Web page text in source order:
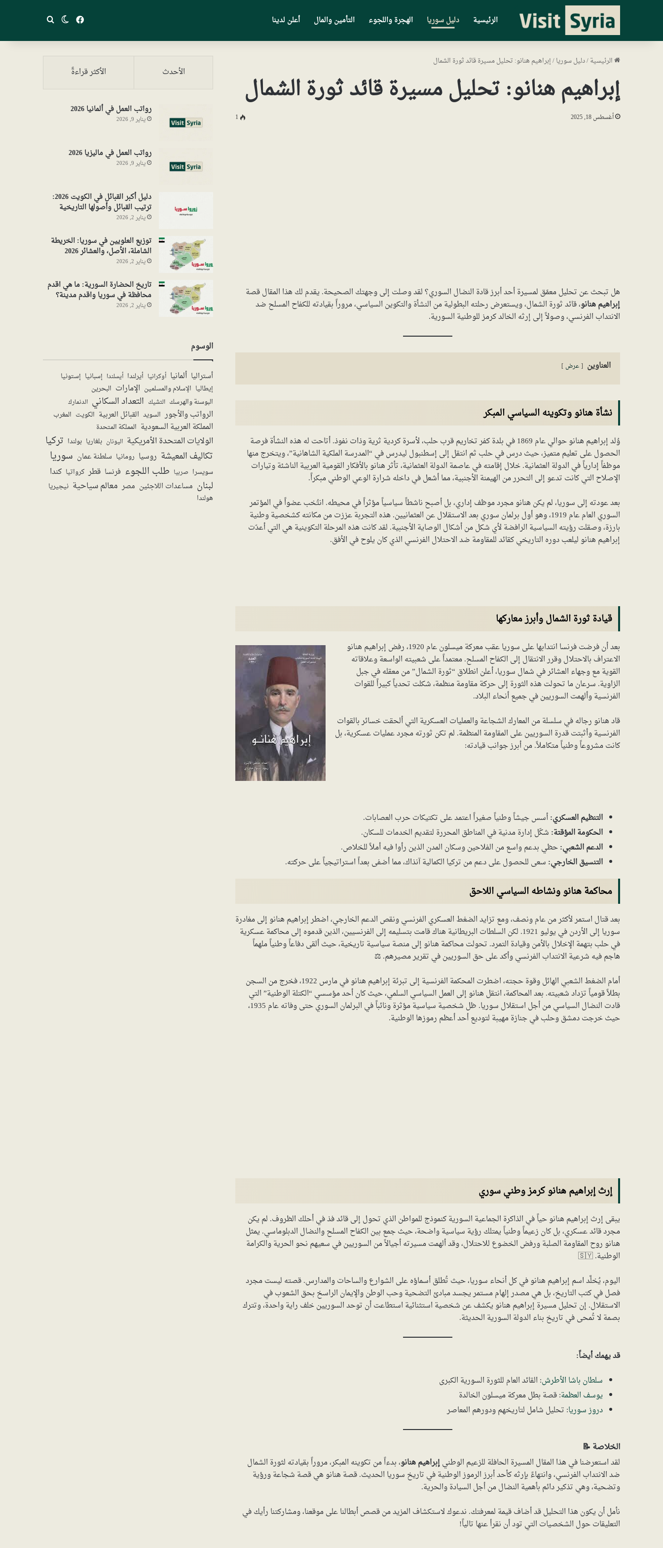
الرئيسية دليل سوريا الهجرة واللجوء التأمين والمال أعلن لدينا فيسبوكالوضع المظلم
بحث عن
الرئيسية/دليل سوريا/إبراهيم هنانو: تحليل مسيرة قائد ثورة الشمال
إبراهيم هنانو: تحليل مسيرة قائد ثورة الشمال
أغسطس 18, 2025 1
هل تبحث عن تحليل معمّق لمسيرة أحد أبرز قادة النضال السوري؟ لقد وصلت إلى وجهتك الصحيحة. يقدم لك هذا المقال قصة
إبراهيم هنانو، قائد ثورة الشمال، ويستعرض رحلته البطولية من النشأة والتكوين السياسي، مروراً بقيادته للكفاح المسلح ضد
الانتداب الفرنسي، وصولاً إلى إرثه الخالد كرمز للوطنية السورية.
العناوين عرض
نشأة هنانو وتكوينه السياسي المبكر
وُلد إبراهيم هنانو حوالي عام 1869 في بلدة كفر تخاريم قرب حلب، لأسرة كردية ثرية وذات نفوذ. أتاحت له هذه النشأة فرصة
الحصول على تعليم متميز، حيث درس في حلب ثم انتقل إلى إسطنبول ليدرس في “المدرسة الملكية الشاهانية”، ويتخرج منها
موظفاً إدارياً في الدولة العثمانية. خلال إقامته في عاصمة الدولة العثمانية، تأثر هنانو بالأفكار القومية العربية الناشئة وتيارات
الإصلاح التي كانت تدعو إلى التحرر من الهيمنة الأجنبية، مما أشعل في داخله شرارة الوعي الوطني مبكراً.
بعد عودته إلى سوريا، لم يكن هنانو مجرد موظف إداري، بل أصبح ناشطاً سياسياً مؤثراً في محيطه. انتُخب عضواً في المؤتمر
السوري العام عام 1919، وهو أول برلمان سوري بعد الاستقلال عن العثمانيين. هذه التجربة عززت من مكانته كشخصية وطنية
بارزة، وصقلت رؤيته السياسية الرافضة لأي شكل من أشكال الوصاية الأجنبية. لقد كانت هذه المرحلة التكوينية هي التي أعدّت
إبراهيم هنانو ليلعب دوره التاريخي كقائد للمقاومة ضد الاحتلال الفرنسي الذي كان يلوح في الأفق.
قيادة ثورة الشمال وأبرز معاركها
بعد أن فرضت فرنسا انتدابها على سوريا عقب معركة ميسلون عام 1920، رفض إبراهيم هنانو
الاعتراف بالاحتلال وقرر الانتقال إلى الكفاح المسلح. معتمداً على شعبيته الواسعة وعلاقاته
القوية مع وجهاء العشائر في شمال سوريا، أعلن انطلاق “ثورة الشمال” من معقله في جبل
الزاوية. سرعان ما تحولت هذه الثورة إلى حركة مقاومة منظمة، شكلت تحدياً كبيراً للقوات
الفرنسية وألهمت السوريين في جميع أنحاء البلاد.
قاد هنانو رجاله في سلسلة من المعارك الشجاعة والعمليات العسكرية التي ألحقت خسائر بالقوات
الفرنسية وأثبتت قدرة السوريين على المقاومة المنظمة. لم تكن ثورته مجرد عمليات عسكرية، بل
كانت مشروعاً وطنياً متكاملاً. من أبرز جوانب قيادته:
التنظيم العسكري:أسس جيشاً وطنياً صغيراً اعتمد على تكتيكات حرب العصابات.
الحكومة المؤقتة: شكّل إدارة مدنية في المناطق المحررة لتقديم الخدمات للسكان.
الدعم الشعبي:حظي بدعم واسع من الفلاحين وسكان المدن الذين رأوا فيه أملاً للخلاص.
التنسيق الخارجي: سعى للحصول على دعم من تركيا الكمالية آنذاك، مما أضفى بعداً استراتيجياً على حركته.
محاكمة هنانو ونشاطه السياسي اللاحق
بعد قتال استمر لأكثر من عام ونصف، ومع تزايد الضغط العسكري الفرنسي ونقص الدعم الخارجي، اضطر إبراهيم هنانو إلى مغادرة
سوريا إلى الأردن في يوليو 1921. لكن السلطات البريطانية هناك قامت بتسليمه إلى الفرنسيين، الذين قدموه إلى محاكمة عسكرية
في حلب بتهمة الإخلال بالأمن وقيادة التمرد. تحولت محاكمة هنانو إلى منصة سياسية تاريخية، حيث ألقى دفاعاً وطنياً ملهماً
هاجم فيه شرعية الانتداب الفرنسي وأكد على حق السوريين في تقرير مصيرهم. ⚖️
أمام الضغط الشعبي الهائل وقوة حجته، اضطرت المحكمة الفرنسية إلى تبرئة إبراهيم هنانو في مارس 1922، فخرج من السجن
بطلاً قومياً تزداد شعبيته. بعد المحاكمة، انتقل هنانو إلى العمل السياسي السلمي، حيث كان أحد مؤسسي “الكتلة الوطنية” التي
قادت النضال السياسي من أجل استقلال سوريا. ظل شخصية سياسية مؤثرة ونائباً في البرلمان السوري حتى وفاته عام 1935،
حيث خرجت دمشق وحلب في جنازة مهيبة لتوديع أحد أعظم رموزها الوطنية.
إرث إبراهيم هنانو كرمز وطني سوري
يبقى إرث إبراهيم هنانو حياً في الذاكرة الجماعية السورية كنموذج للمواطن الذي تحول إلى قائد فذ في أحلك الظروف. لم يكن
مجرد قائد عسكري، بل كان زعيماً وطنياً يمتلك رؤية سياسية واضحة، حيث جمع بين الكفاح المسلح والنضال الدبلوماسي. يمثل
هنانو روح المقاومة الصلبة ورفض الخضوع للاحتلال، وقد ألهمت مسيرته أجيالاً من السوريين في سعيهم نحو الحرية والكرامة
الوطنية. 🇸🇾
اليوم، يُخلَّد اسم إبراهيم هنانو في كل أنحاء سوريا، حيث تُطلق أسماؤه على الشوارع والساحات والمدارس. قصته ليست مجرد
فصل في كتب التاريخ، بل هي مصدر إلهام مستمر يجسد مبادئ التضحية وحب الوطن والإيمان الراسخ بحق الشعوب في
الاستقلال. إن تحليل مسيرة إبراهيم هنانو يكشف عن شخصية استثنائية استطاعت أن توحد السوريين خلف راية واحدة، وتترك
بصمة لا تُمحى في تاريخ بناء الدولة السورية الحديثة.
قد يهمك أيضاً:
سلطان باشا الأطرش: القائد العام للثورة السورية الكبرى
يوسف العظمة: قصة بطل معركة ميسلون الخالدة
دروز سوريا: تحليل شامل لتاريخهم ودورهم المعاصر
الخلاصة 📝
لقد استعرضنا في هذا المقال المسيرة الحافلة للزعيم الوطنيإبراهيم هنانو، بدءاً من تكوينه المبكر، مروراً بقيادته لثورة الشمال
ضد الانتداب الفرنسي، وانتهاءً بإرثه كأحد أبرز الرموز الوطنية في تاريخ سوريا الحديث. قصة هنانو هي قصة شجاعة ورؤية
وتضحية، وهي تذكير دائم بأهمية النضال من أجل السيادة والحرية.
نأمل أن يكون هذا التحليل قد أضاف قيمة لمعرفتك. ندعوك لاستكشاف المزيد من قصص أبطالنا على موقعنا، ومشاركتنا رأيك في
التعليقات حول الشخصيات التي تود أن نقرأ عنها تالياً!
الأحدث الأكثر قراءةً
رواتب العمل في ألمانيا 2026
يناير 9, 2026
رواتب العمل في ماليزيا 2026
يناير 9, 2026
دليل أكبر القبائل في الكويت 2026:
ترتيب القبائل وأصولها التاريخية
يناير 2, 2026
توزيع العلويين في سوريا: الخريطة
الشاملة، الأصل، والعشائر 2026
يناير 2, 2026
تاريخ الحضارة السورية: ما هي اقدم
محافظة في سوريا واقدم مدينة؟
يناير 2, 2026
الوسوم
أستراليا ألمانيا أوكرانيا أيرلندا أيسلندا إسبانيا إستونيا
إيطاليا الإسلام والمسلمين الإمارات البحرين
البوسنة والهرسك التشيك التعداد السكاني الدنمارك
الرواتب والأجور السويد القبائل العربية الكويت المغرب
المملكة العربية السعودية المملكة المتحدة
الولايات المتحدة الأمريكية اليونان بلغاريا بولندا تركيا
تكاليف المعيشة روسيا رومانيا سلطنة عمان سوريا
سويسرا صربيا طلب اللجوء فرنسا قطر كرواتيا كندا
لبنان مساعدات اللاجئين مصر معالم سياحية نيجيريا
هولندا